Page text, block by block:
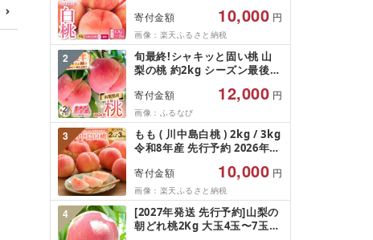
ピーチ 白桃 はくとう フルー
ツ 果物 くだもの 期間限定 大
容量 冷蔵配送 先行予約 農家
直送 産地直送 お取り寄せ グ
ルメ ご当地 特産 産地直送 山
形県東根市
寄付金額 10,000 円
画像：楽天ふるさと納税
2
旬最終!シャキッと固い桃 山
梨の桃 約2kg シーズン最後の
[tab0182]
寄付金額 12,000 円
画像：ふるなび
3
もも ( 川中島白桃 ) 2kg / 3kg
令和8年産 先行予約 2026年
ツ 秀品 のし 贈答 ギフト おす
そ分け 期間限定 冷蔵便 送料
無料 産地直送 お取り寄せ [ 山
形県 天童市 ]
寄付金額 10,000 円
画像：楽天ふるさと納税
4
[2027年発送 先行予約]山梨の
朝どれ桃2Kg 大玉4玉〜7玉